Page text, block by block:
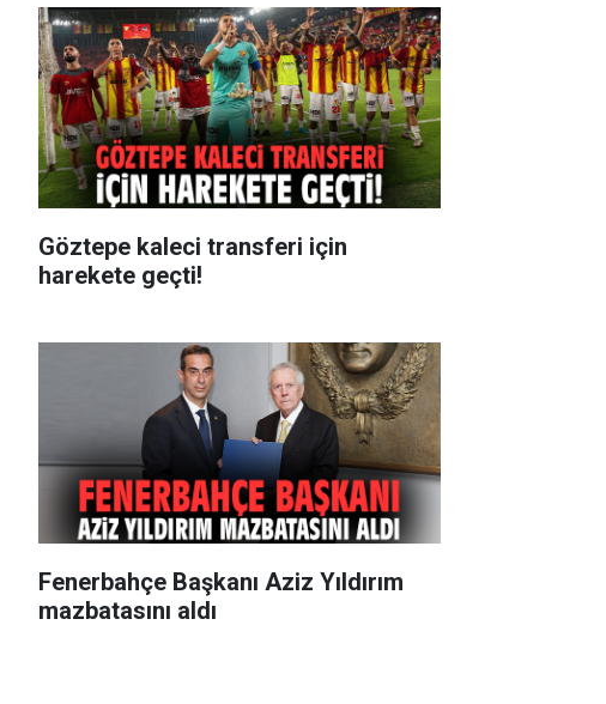
Göztepe kaleci transferi için
harekete geçti!
Fenerbahçe Başkanı Aziz Yıldırım
mazbatasını aldı